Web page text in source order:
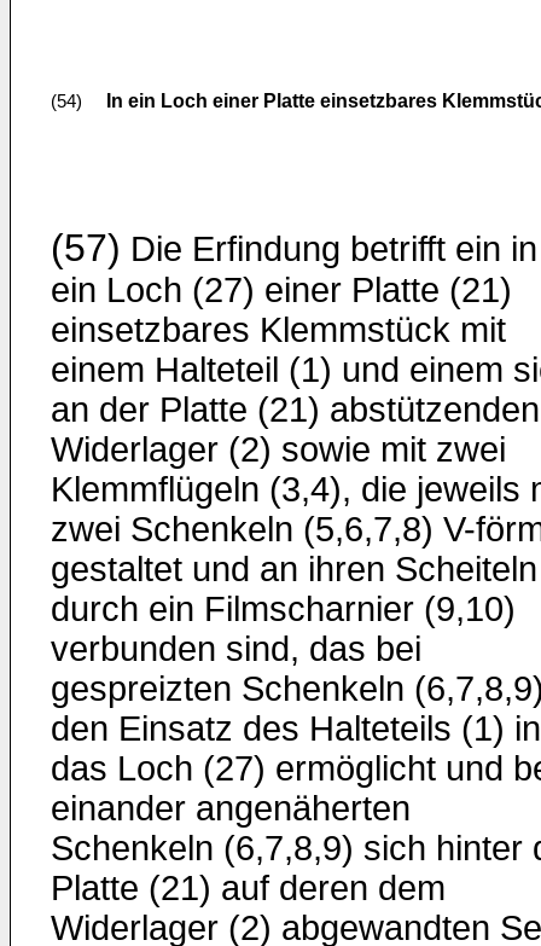
(54) In ein Loch einer Platte einsetzbares
(57) Die Erfindung betrifft ein in
ein Loch (27) einer Platte (21)
einsetzbares Klemmstück mit
einem Halteteil (1) und einem
an der Platte (21) abstützenden
Widerlager (2) sowie mit zwei
Klemmflügeln (3,4), die jeweils
zwei Schenkeln (5,6,7,8) V-
gestaltet und an ihren Scheiteln
durch ein Filmscharnier (9,10)
verbunden sind, das bei
gespreizten Schenkeln
den Einsatz des Halteteils (1) in
das Loch (27) ermöglicht und
einander angenäherten
Schenkeln (6,7,8,9) sich hinter
Platte (21) auf deren dem
Widerlager (2) abgewandten